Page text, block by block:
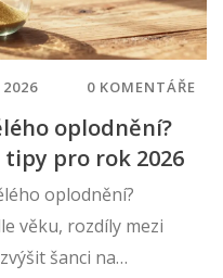
2026 0 KOMENTÁŘE
oplodnění?
pro rok 2026
oplodnění?
věku, rozdíly mezi
šanci na